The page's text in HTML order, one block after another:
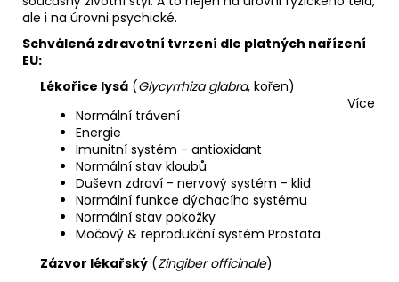
ale i na úrovni psychické.
Schválená zdravotní tvrzení dle platných nařízení
EU:
Lékořice lysá (Glycyrrhiza glabra, kořen)
Normální trávení
Energie
Imunitní systém - antioxidant
Normální stav kloubů
Duševn zdraví - nervový systém - klid
Normální funkce dýchacího systému
Normální stav pokožky
Močový & reprodukční systém Prostata
Zázvor lékařský (Zingiber officinale)
Více